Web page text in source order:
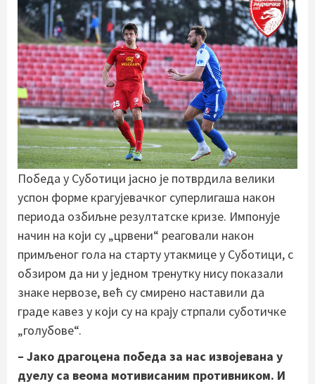
Победа у Суботици јасно је потврдила велики
успон форме крагујевачког суперлигаша након
периода озбиљне резултатске кризе. Импонује
начин на који су „црвени“ реаговали након
примљеног гола на старту утакмице у Суботици, с
обзиром да ни у једном тренутку нису показали
знаке нервозе, већ су смирено наставили да
граде кавез у који су на крају стрпали суботичке
„голубове“.
– Јако драгоцена победа за нас извојевана у
дуелу са веома мотивисаним противником. И